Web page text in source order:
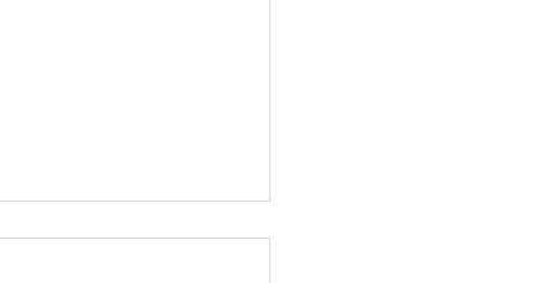
6월 21일 주보입니다.